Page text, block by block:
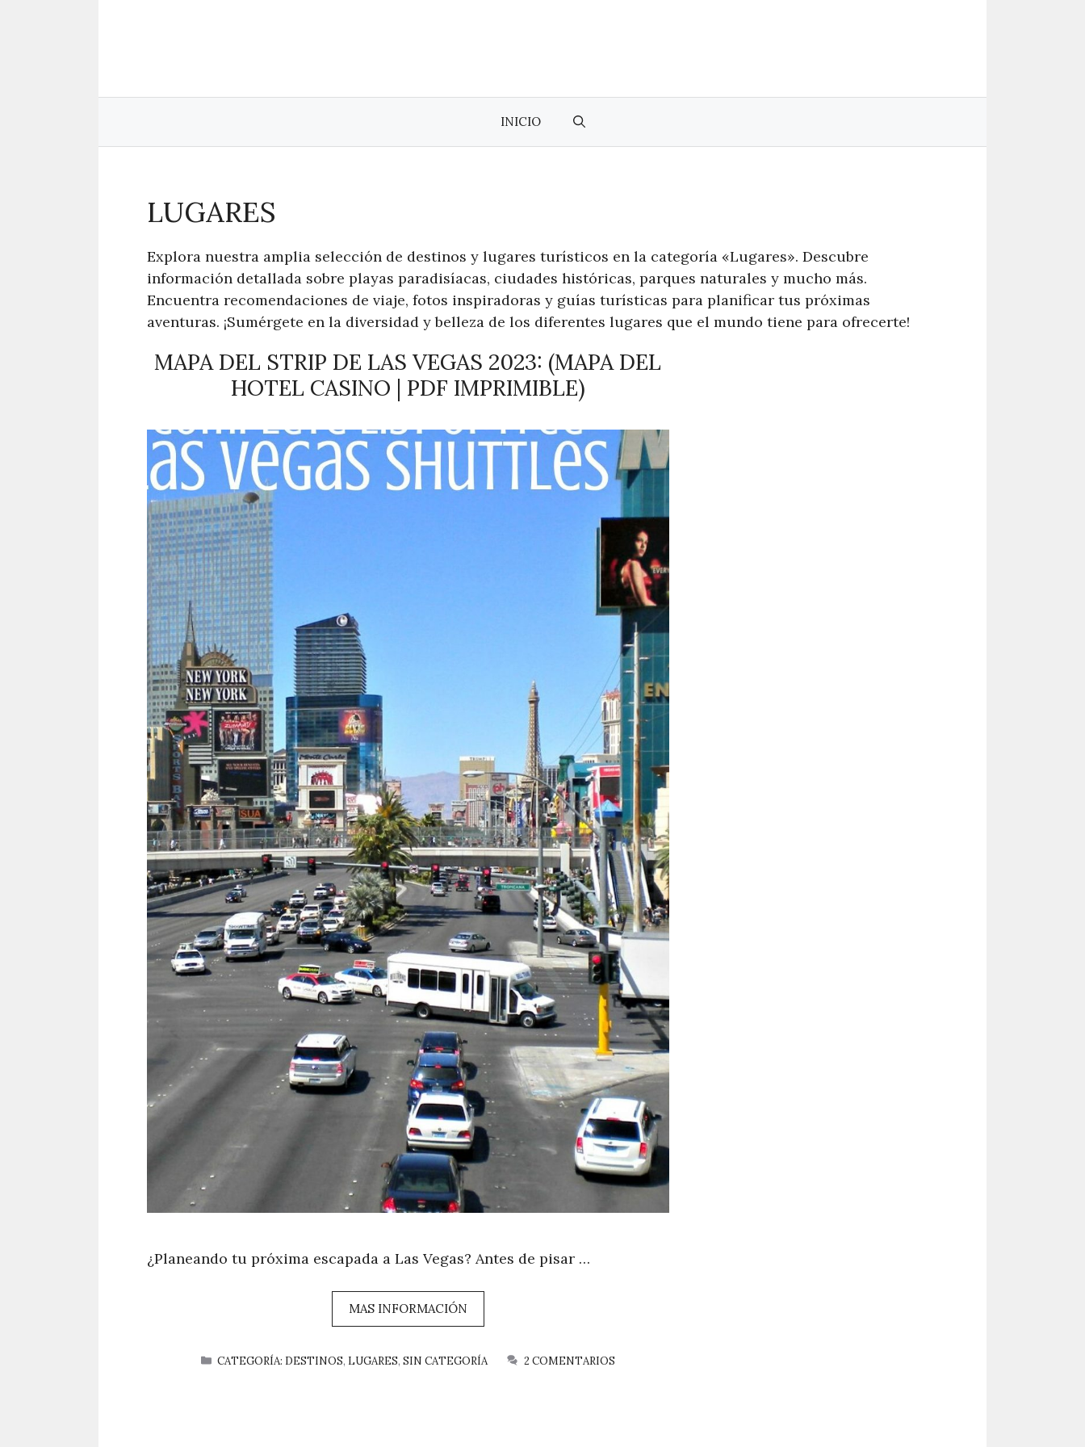
INICIO
LUGARES
Explora nuestra amplia selección de destinos y lugares turísticos en la categoría «Lugares». Descubre
información detallada sobre playas paradisíacas, ciudades históricas, parques naturales y mucho más.
Encuentra recomendaciones de viaje, fotos inspiradoras y guías turísticas para planificar tus próximas
aventuras. ¡Sumérgete en la diversidad y belleza de los diferentes lugares que el mundo tiene para ofrecerte!
MAPA DEL STRIP DE LAS VEGAS 2023: (MAPA DEL
HOTEL CASINO | PDF IMPRIMIBLE)
¿Planeando tu próxima escapada a Las Vegas? Antes de pisar …
MAS INFORMACIÓN
CATEGORÍAS
CATEGORÍA: DESTINOS, LUGARES,SIN CATEGORÍA 2 COMENTARIOS